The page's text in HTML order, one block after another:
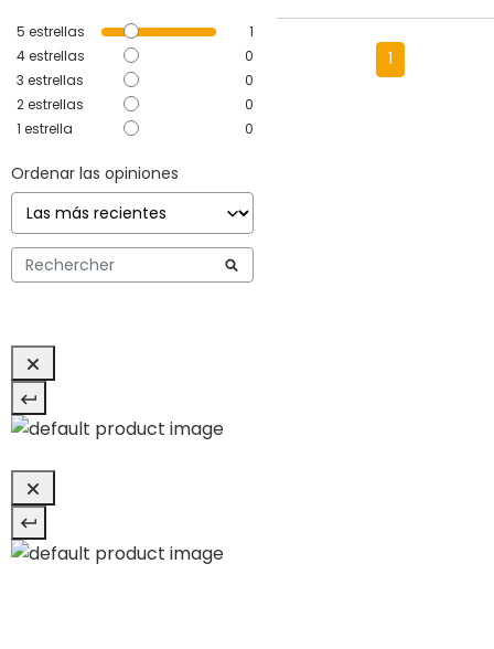
5 estrellas
1
4estrellas
0
3 estrellas
0
2estrellas
0
1 estrella 0
Ordenar las opiniones
1